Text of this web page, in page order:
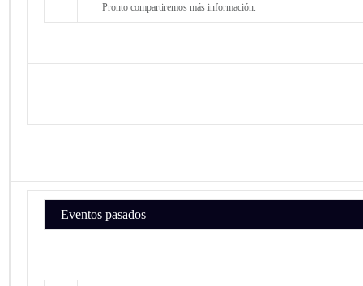
Pronto compartiremos más información.
Eventos pasados